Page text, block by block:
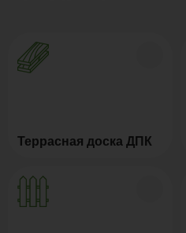
Террасная доска ДПК